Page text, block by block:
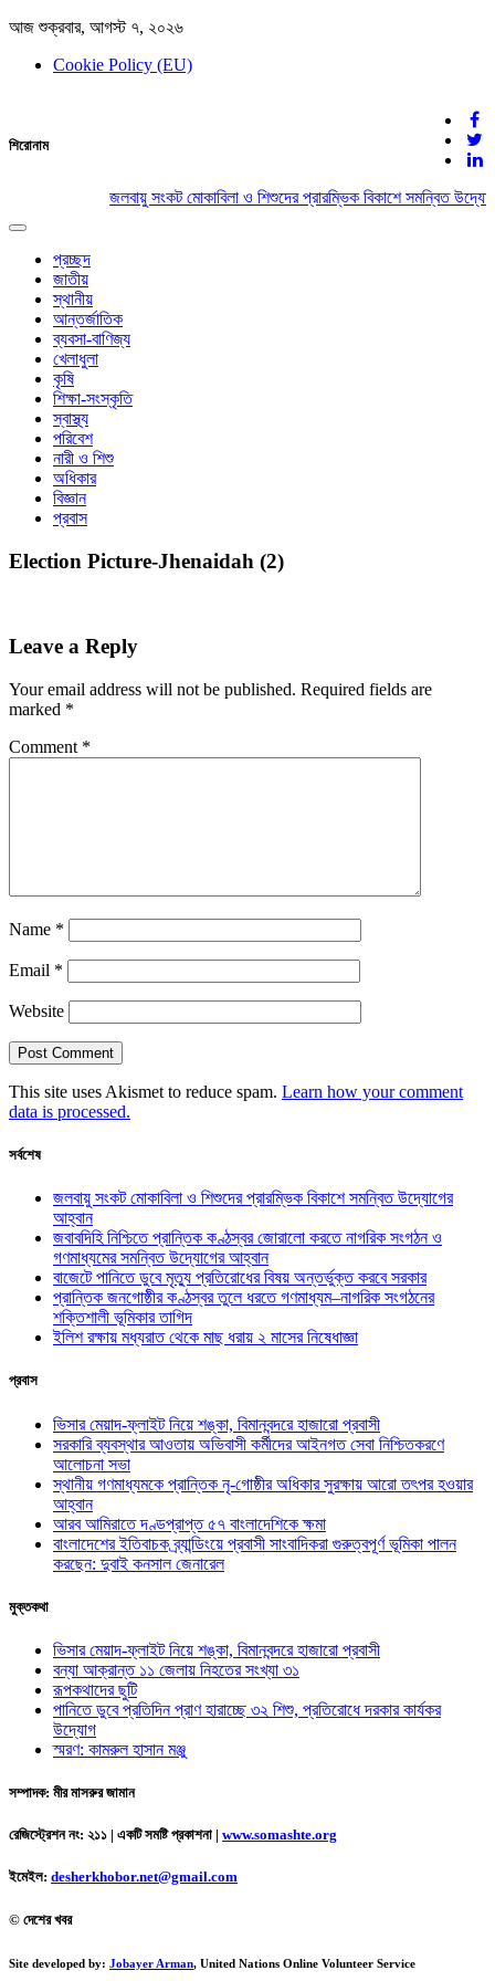
আজ শুক্রবার, আগস্ট ৭, ২০২৬
Cookie Policy (EU)
দেশের খবর
যুক্ত থাকুন দেশের সঙ্গে
শিরোনাম
জলবায়ু সংকট মোকাবিলা ও শিশুদের প্রারম্ভিক বিকাশে সমন্বিত
Toggle
navigation
প্রচ্ছদ
জাতীয়
স্থানীয়
আন্তর্জাতিক
ব্যবসা-বাণিজ্য
খেলাধুলা
কৃষি
শিক্ষা-সংস্কৃতি
স্বাস্থ্য
পরিবেশ
নারী ও শিশু
অধিকার
বিজ্ঞান
প্রবাস
Election Picture-Jhenaidah (2)
Leave a Reply
Your email address will not be published. Required fields are
marked *
Comment *
Name *
Email *
Website
This site uses Akismet to reduce spam. Learn how your comment
data is processed.
সর্বশেষ
জলবায়ু সংকট মোকাবিলা ও শিশুদের প্রারম্ভিক বিকাশে সমন্বিত উদ্যোগের
আহ্বান
জবাবদিহি নিশ্চিতে প্রান্তিক কণ্ঠস্বর জোরালো করতে নাগরিক সংগঠন ও
গণমাধ্যমের সমন্বিত উদ্যোগের আহ্বান
বাজেটে পানিতে ডুবে মৃত্যু প্রতিরোধের বিষয় অন্তর্ভুক্ত করবে সরকার
প্রান্তিক জনগোষ্ঠীর কণ্ঠস্বর তুলে ধরতে গণমাধ্যম–নাগরিক সংগঠনের
শক্তিশালী ভূমিকার তাগিদ
ইলিশ রক্ষায় মধ্যরাত থেকে মাছ ধরায় ২ মাসের নিষেধাজ্ঞা
প্রবাস
ভিসার মেয়াদ-ফ্লাইট নিয়ে শঙ্কা, বিমানবন্দরে হাজারো প্রবাসী
সরকারি ব্যবস্থার আওতায় অভিবাসী কর্মীদের আইনগত সেবা নিশ্চিতকরণে
আলোচনা সভা
স্থানীয় গণমাধ্যমকে প্রান্তিক নৃ-গোষ্ঠীর অধিকার সুরক্ষায় আরো তৎপর হওয়ার
আহ্বান
আরব আমিরাতে দণ্ডপ্রাপ্ত ৫৭ বাংলাদেশিকে ক্ষমা
বাংলাদেশের ইতিবাচক ব্র্যান্ডিংয়ে প্রবাসী সাংবাদিকরা গুরুত্বপূর্ণ ভূমিকা পালন
করছেন: দুবাই কনসাল জেনারেল
মুক্তকথা
ভিসার মেয়াদ-ফ্লাইট নিয়ে শঙ্কা, বিমানবন্দরে হাজারো প্রবাসী
বন্যা আক্রান্ত ১১ জেলায় নিহতের সংখ্যা ৩১
রূপকথাদের ছুটি
পানিতে ডুবে প্রতিদিন প্রাণ হারাচ্ছে ৩২ শিশু, প্রতিরোধে দরকার কার্যকর
উদ্যোগ
স্মরণ: কামরুল হাসান মঞ্জু
সম্পাদক: মীর মাসরুর জামান
রেজিস্ট্রেশন নং: ২১১ | একটি সমষ্টি প্রকাশনা | www.somashte.org
ইমেইল: desherkhobor.net@gmail.com
© দেশের খবর
Site developed by: Jobayer Arman, United Nations Online Volunteer Service